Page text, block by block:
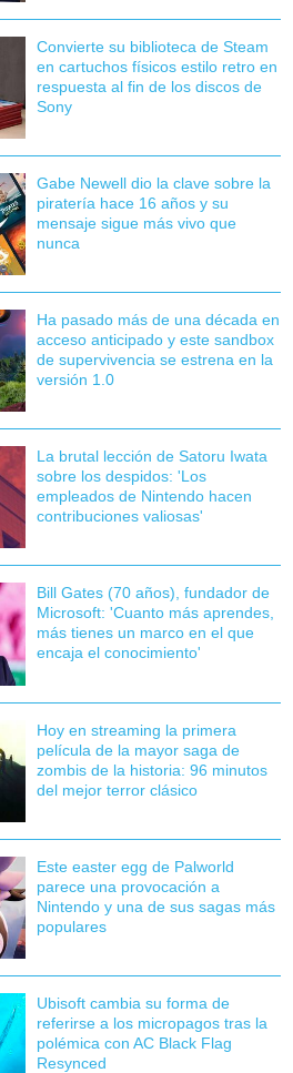
Convierte su biblioteca de Steam
en cartuchos físicos estilo retro en
respuesta al fin de los discos de
Sony
Gabe Newell dio la clave sobre la
piratería hace 16 años y su
mensaje sigue más vivo que
nunca
Ha pasado más de una década en
acceso anticipado y este sandbox
de supervivencia se estrena en la
versión 1.0
La brutal lección de Satoru Iwata
sobre los despidos: 'Los
empleados de Nintendo hacen
contribuciones valiosas'
Bill Gates (70 años), fundador de
Microsoft: 'Cuanto más aprendes,
más tienes un marco en el que
encaja el conocimiento'
Hoy en streaming la primera
película de la mayor saga de
zombis de la historia: 96 minutos
del mejor terror clásico
Este easter egg de Palworld
parece una provocación a
Nintendo y una de sus sagas más
populares
Ubisoft cambia su forma de
referirse a los micropagos tras la
polémica con AC Black Flag
Resynced